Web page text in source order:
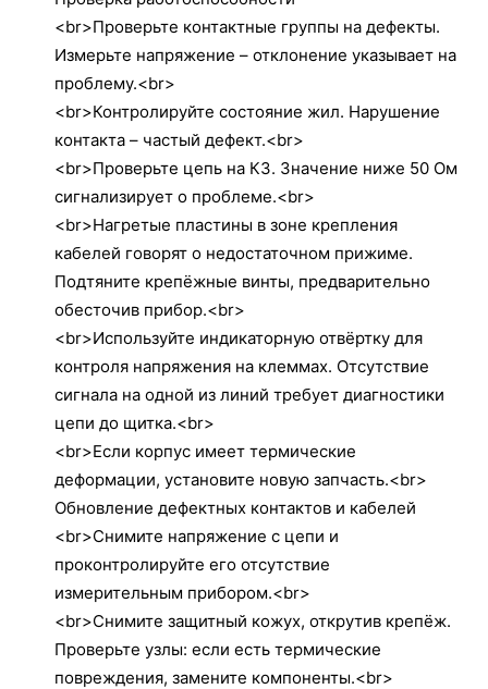
<br>Проверьте контактные группы на дефекты.
Измерьте напряжение – отклонение указывает на
проблему.<br>
<br>Контролируйте состояние жил. Нарушение
контакта – частый дефект.<br>
<br>Проверьте цепь на КЗ. Значение ниже 50 Ом
сигнализирует о проблеме.<br>
<br>Нагретые пластины в зоне крепления
кабелей говорят о недостаточном прижиме.
Подтяните крепёжные винты, предварительно
обесточив прибор.<br>
<br>Используйте индикаторную отвёртку для
контроля напряжения на клеммах. Отсутствие
сигнала на одной из линий требует диагностики
цепи до щитка.<br>
<br>Если корпус имеет термические
деформации, установите новую запчасть.<br>
Обновление дефектных контактов и кабелей
<br>Снимите напряжение с цепи и
проконтролируйте его отсутствие
измерительным прибором.<br>
<br>Снимите защитный кожух, открутив крепёж.
Проверьте узлы: если есть термические
повреждения, замените компоненты.<br>